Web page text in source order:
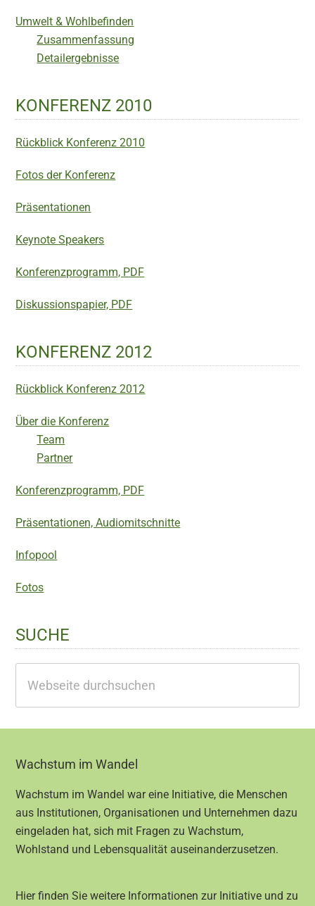
Umwelt & Wohlbefinden
Zusammenfassung
Detailergebnisse
KONFERENZ 2010
Rückblick Konferenz 2010
Fotos der Konferenz
Präsentationen
Keynote Speakers
Konferenzprogramm, PDF
Diskussionspapier, PDF
KONFERENZ 2012
Rückblick Konferenz 2012
Über die Konferenz
Team
Partner
Konferenzprogramm, PDF
Präsentationen, Audiomitschnitte
Infopool
Fotos
SUCHE
durchsuchen
Footer
Wachstum im Wandel
Wachstum im Wandel war eine Initiative, die Menschen
aus Institutionen, Organisationen und Unternehmen dazu
eingeladen hat, sich mit Fragen zu Wachstum,
Wohlstand und Lebensqualität auseinanderzusetzen.
Hier finden Sie weitere Informationen zur Initiative und zu